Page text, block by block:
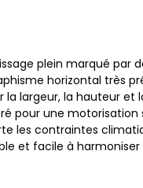
plein marqué par
horizontal très
largeur, la hauteur et
pour une motorisation
les contraintes
et facile à